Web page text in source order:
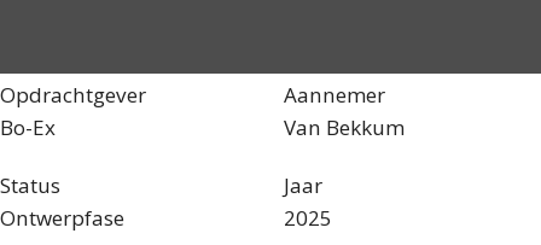
Opdrachtgever
Bo-Ex
Aannemer
Van Bekkum
Status
Ontwerpfase
Jaar
2025